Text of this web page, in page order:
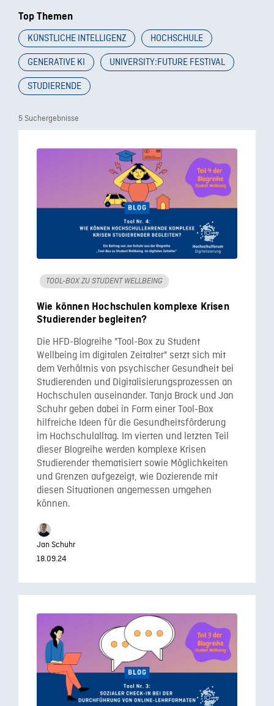
5 Suchergebnisse
TOOL-BOX ZU STUDENT WELLBEING
Wie können Hochschulen komplexe Krisen
Studierender begleiten?
Die HFD-Blogreihe "Tool-Box zu Student
Wellbeing im digitalen Zeitalter" setzt sich mit
dem Verhältnis von psychischer Gesundheit bei
Studierenden und Digitalisierungsprozessen an
Hochschulen auseinander. Tanja Brock und Jan
Schuhr geben dabei in Form einer Tool-Box
hilfreiche Ideen für die Gesundheitsförderung
im Hochschulalltag. Im vierten und letzten Teil
dieser Blogreihe werden komplexe Krisen
Studierender thematisiert sowie Möglichkeiten
und Grenzen aufgezeigt, wie Dozierende mit
diesen Situationen angemessen umgehen
können.
Jan Schuhr
18.09.24
Top Themen
KÜNSTLICHE INTELLIGENZ
HOCHSCHULE
GENERATIVE KI
UNIVERSITY:FUTURE FESTIVAL
STUDIERENDE